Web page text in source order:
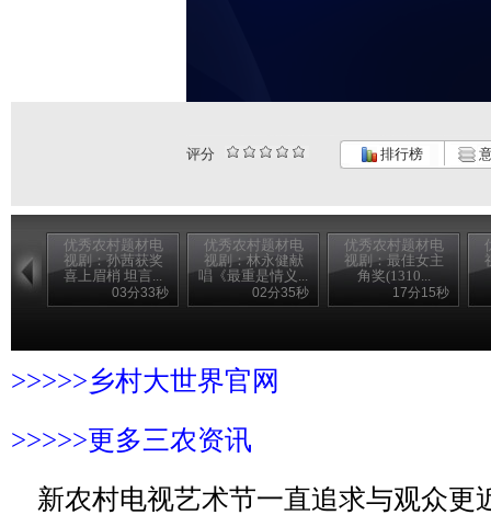
评分 排行榜
优秀农村题材电
视剧：孙茜获奖
喜上眉梢 坦言...
03分33秒
优秀农村题材电
视剧：林永健献
唱《最重是情义...
02分35秒
优秀农村题材电
视剧：最佳女主
角奖(1310...
17分15秒
>>>>>乡村大世界官网
>>>>>更多三农资讯
新农村电视艺术节一直追求与观众更